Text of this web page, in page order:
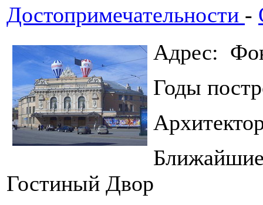
Достопримечательности -
Адрес:
Годы
Гостиный Двор